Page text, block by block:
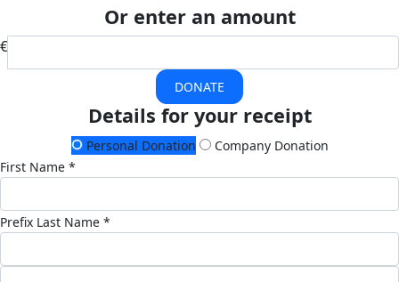
Or enter an amount
€
DONATE
Details for your receipt
Personal Donation
Company Donation
First Name *
Prefix Last Name *